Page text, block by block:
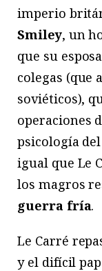
imperio
Smiley, un
que su
colegas (que
soviéticos),
operaciones
psicología
igual que Le
los magros
guerra fría.
Le Carré
y el difícil